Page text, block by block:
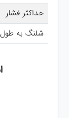
انواع
باتری ها
حداکثر فشار
شلنگ به طول